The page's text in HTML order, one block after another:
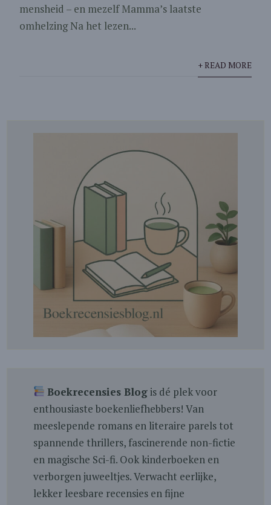
mensheid – en mezelf Mamma’s laatste
omhelzing Na het lezen...
+ READ MORE
Boekrecensies Blogis dé plek voor
enthousiaste boekenliefhebbers! Van
meeslepende romans en literaire parels tot
spannende thrillers, fascinerende non-fictie
en magische Sci-fi. Ook kinderboeken en
verborgen juweeltjes. Verwacht eerlijke,
lekker leesbare recensies en fijne